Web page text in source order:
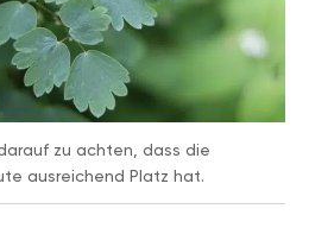
zu achten, dass die
ausreichend Platz hat.